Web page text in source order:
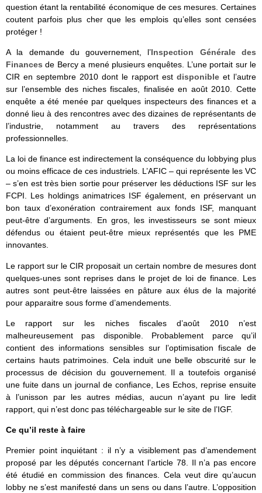
question étant la rentabilité économique de ces mesures. Certaines
coutent parfois plus cher que les emplois qu’elles sont censées
protéger !
A la demande du gouvernement, l’Inspection Générale des
Finances de Bercy a mené plusieurs enquêtes. L’une portait sur le
CIR en septembre 2010 dont le rapport est disponible et l’autre
sur l’ensemble des niches fiscales, finalisée en août 2010. Cette
enquête a été menée par quelques inspecteurs des finances et a
donné lieu à des rencontres avec des dizaines de représentants de
l’industrie, notamment au travers des représentations
professionnelles.
La loi de finance est indirectement la conséquence du lobbying plus
ou moins efficace de ces industriels. L’AFIC – qui représente les VC
– s’en est très bien sortie pour préserver les déductions ISF sur les
FCPI. Les holdings animatrices ISF également, en préservant un
bon taux d’exonération contrairement aux fonds ISF, manquant
peut-être d’arguments. En gros, les investisseurs se sont mieux
défendus ou étaient peut-être mieux représentés que les PME
innovantes.
Le rapport sur le CIR proposait un certain nombre de mesures dont
quelques-unes sont reprises dans le projet de loi de finance. Les
autres sont peut-être laissées en pâture aux élus de la majorité
pour apparaitre sous forme d’amendements.
Le rapport sur les niches fiscales d’août 2010 n’est
malheureusement pas disponible. Probablement parce qu’il
contient des informations sensibles sur l’optimisation fiscale de
certains hauts patrimoines. Cela induit une belle obscurité sur le
processus de décision du gouvernement. Il a toutefois organisé
une fuite dans un journal de confiance, Les Echos, reprise ensuite
à l’unisson par les autres médias, aucun n’ayant pu lire ledit
rapport, qui n’est donc pas téléchargeable sur le site de l’IGF.
Ce qu’il reste à faire
Premier point inquiétant : il n’y a visiblement pas d’amendement
proposé par les députés concernant l’article 78. Il n’a pas encore
été étudié en commission des finances. Cela veut dire qu’aucun
lobby ne s’est manifesté dans un sens ou dans l’autre. L’opposition